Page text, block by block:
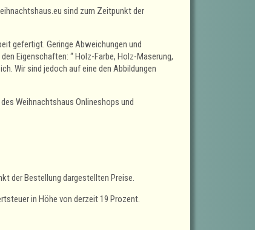
sind zum Zeitpunkt der
gefertigt. Geringe Abweichungen und
Eigenschaften: “ Holz-Farbe, Holz-Maserung,
Wir sind jedoch auf eine den Abbildungen
Weihnachtshaus Onlineshops und
der Bestellung dargestellten Preise.
in Höhe von derzeit 19 Prozent.